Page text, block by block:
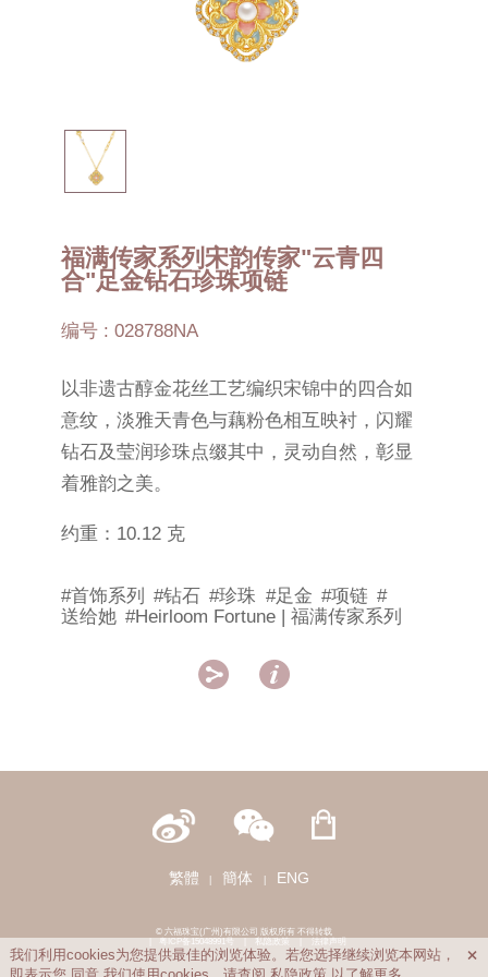
福满传家系列宋韵传家"云青四
合"足金钻石珍珠项链
编号 : 028788NA
以非遗古醇金花丝工艺编织宋锦中的四合如
意纹，淡雅天青色与藕粉色相互映衬，闪耀
钻石及莹润珍珠点缀其中，灵动自然，彰显
着雅韵之美。
约重：10.12 克
#首饰系列 #钻石 #珍珠 #足金 #项链 #
送给她 #Heirloom Fortune | 福满传家系列
 
繁體 簡体 ENG
© 六福珠宝(广州)有限公司 版权所有 不得转载
|
粤ICP备15048991号 | 私隐政策 | 法律声明
我们利用cookies为您提供最佳的浏览体验。若您选择继续浏览本网站，
